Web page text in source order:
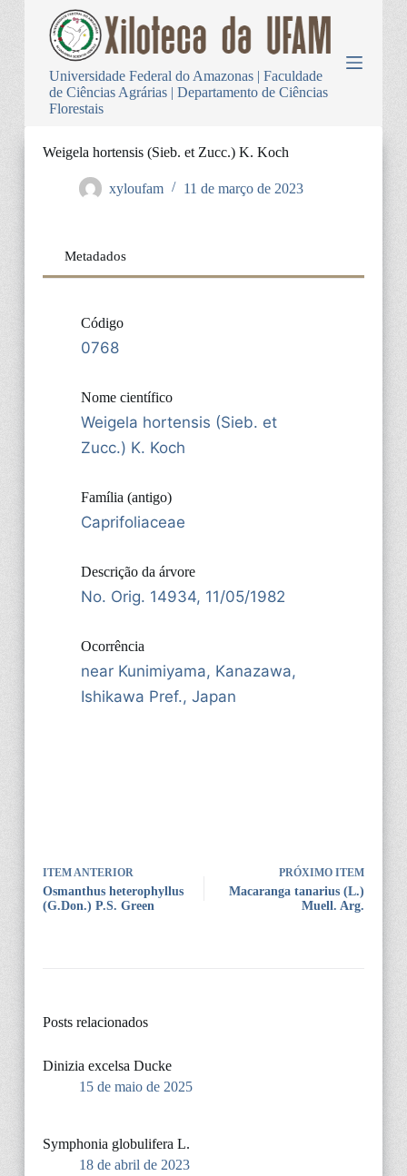
Universidade Federal do Amazonas | Faculdade
de Ciências Agrárias | Departamento de Ciências
Florestais
Weigela hortensis (Sieb. et Zucc.) K. Koch
xyloufam 11 de março de 2023
Metadados
Código
0768
Nome científico
Weigela hortensis (Sieb. et
Zucc.) K. Koch
Família (antigo)
Caprifoliaceae
Descrição da árvore
No. Orig. 14934, 11/05/1982
Ocorrência
near Kunimiyama, Kanazawa,
Ishikawa Pref., Japan
ITEM ANTERIOR
Osmanthus heterophyllus
(G.Don.) P.S. Green
PRÓXIMO ITEM
Macaranga tanarius (L.)
Muell. Arg.
Posts relacionados
Dinizia excelsa Ducke
15 de maio de 2025
Symphonia globulifera L.
18 de abril de 2023